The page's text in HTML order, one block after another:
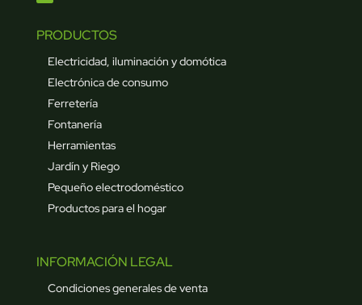
PRODUCTOS
Electricidad, iluminación y domótica
Electrónica de consumo
Ferretería
Fontanería
Herramientas
Jardín y Riego
Pequeño electrodoméstico
Productos para el hogar
INFORMACIÓN LEGAL
Condiciones generales de venta